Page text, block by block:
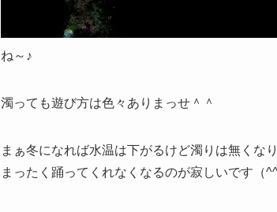
ね～♪
濁っても遊び方は色々ありまっせ＾＾
まぁ冬になれば水温は下がるけど濁りは無くな
まったく踊ってくれなくなるのが寂しいです（